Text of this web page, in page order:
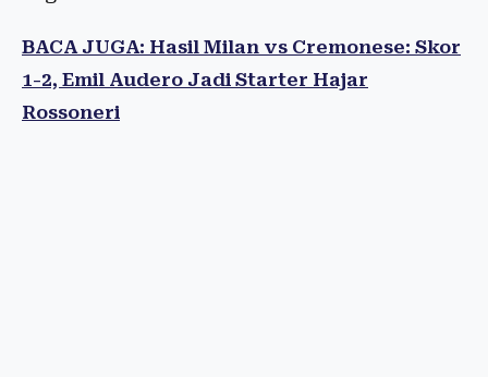
BACA JUGA: Hasil Milan vs Cremonese: Skor
1-2, Emil Audero Jadi Starter Hajar
Rossoneri